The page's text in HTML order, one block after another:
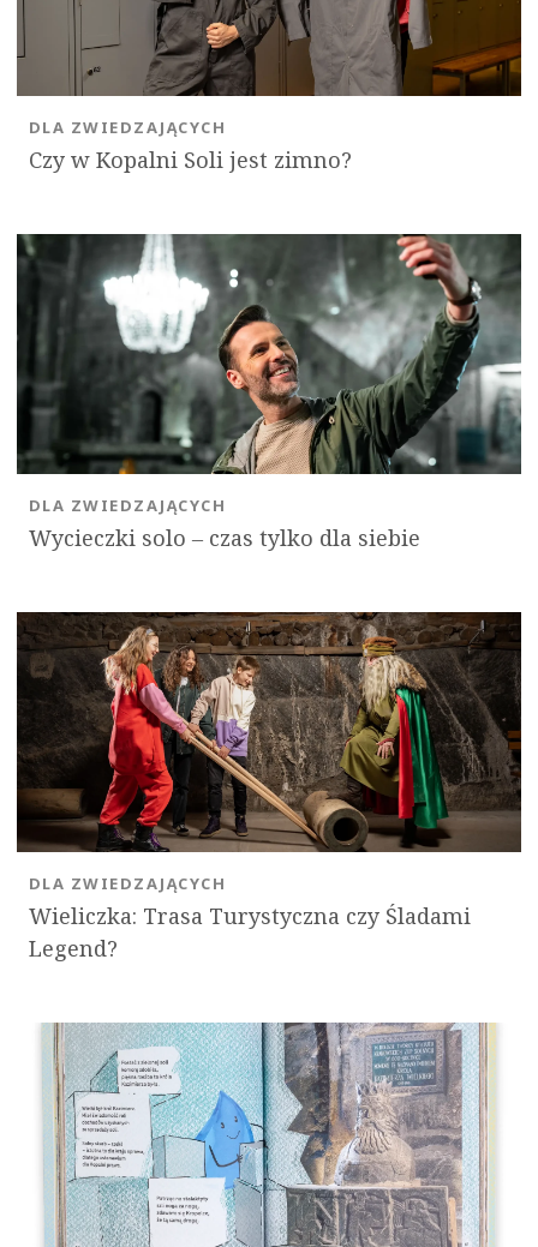
Czy w Kopalni Soli jest zimno?
DLA ZWIEDZAJĄCYCH
Wycieczki solo ‒ czas tylko dla siebie
DLA ZWIEDZAJĄCYCH
Wieliczka: Trasa Turystyczna czy Śladami
Legend?
DLA ZWIEDZAJĄCYCH